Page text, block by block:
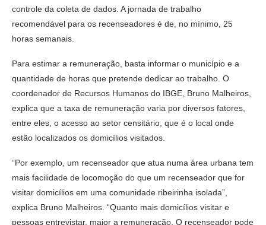
controle da coleta de dados. A jornada de trabalho
recomendável para os recenseadores é de, no mínimo, 25
horas semanais.
Para estimar a remuneração, basta informar o município e a
quantidade de horas que pretende dedicar ao trabalho. O
coordenador de Recursos Humanos do IBGE, Bruno Malheiros,
explica que a taxa de remuneração varia por diversos fatores,
entre eles, o acesso ao setor censitário, que é o local onde
estão localizados os domicílios visitados.
“Por exemplo, um recenseador que atua numa área urbana tem
mais facilidade de locomoção do que um recenseador que for
visitar domicílios em uma comunidade ribeirinha isolada”,
explica Bruno Malheiros. “Quanto mais domicílios visitar e
pessoas entrevistar, maior a remuneração. O recenseador pode